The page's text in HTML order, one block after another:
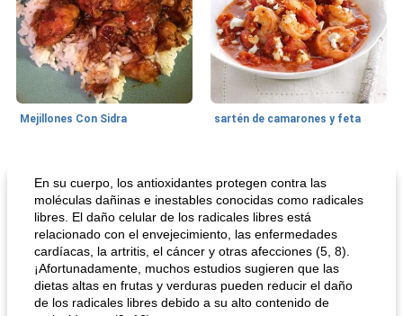
Mejillones Con Sidra sartén de camarones y feta
En su cuerpo, los antioxidantes protegen contra las
moléculas dañinas e inestables conocidas como radicales
libres. El daño celular de los radicales libres está
relacionado con el envejecimiento, las enfermedades
cardíacas, la artritis, el cáncer y otras afecciones (5, 8).
¡Afortunadamente, muchos estudios sugieren que las
dietas altas en frutas y verduras pueden reducir el daño
de los radicales libres debido a su alto contenido de